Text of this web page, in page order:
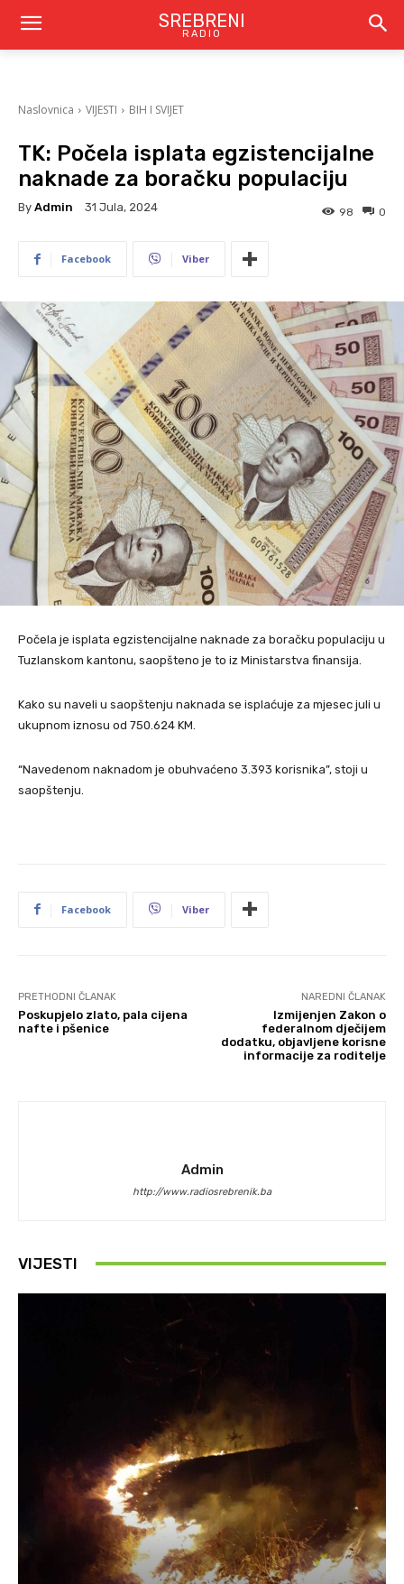
SREBRENI
RADIO
Naslovnica VIJESTI BIH I SVIJET
TK: Počela isplata egzistencijalne
naknade za boračku populaciju
By Admin 31 Jula, 2024 0
98
Facebook Viber
Počela je isplata egzistencijalne naknade za boračku populaciju u
Tuzlanskom kantonu, saopšteno je to iz Ministarstva finansija.
Kako su naveli u saopštenju naknada se isplaćuje za mjesec juli u
ukupnom iznosu od 750.624 KM.
“Navedenom naknadom je obuhvaćeno 3.393 korisnika”, stoji u
saopštenju.
Facebook Viber
PRETHODNI ČLANAK
Poskupjelo zlato, pala cijena
nafte i pšenice
NAREDNI ČLANAK
Izmijenjen Zakon o
federalnom dječijem
dodatku, objavljene korisne
informacije za roditelje
Admin
http://www.radiosrebrenik.ba
VIJESTI